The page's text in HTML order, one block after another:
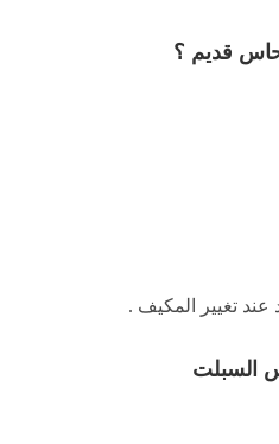
قديم ؟
عند تغيير المكيف .
السبلت